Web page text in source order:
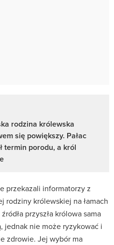
rodzina królewska
się powiększy. Pałac
termin porodu, a król
przekazali informatorzy z
rodziny królewskiej na łamach
przyszła królowa sama
jednak nie może ryzykować i
zdrowie. Jej wybór ma